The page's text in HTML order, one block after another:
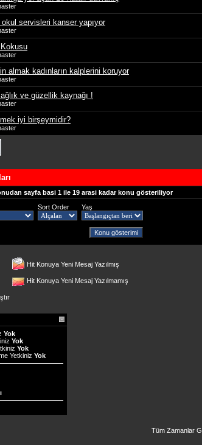
okul servisleri kanser yapıyor
almak kadınların kalplerini koruyor
ve güzellik kaynağı !
iyi birşeymidir?
sayfa basi 1 ile 19 arasi kadar konu gösteriliyor
Sort Order Yaş
Hit Konuya Yeni Mesaj Yazılmış
Hit Konuya Yeni Mesaj Yazılmamış
Yok
Yok
Yok
Yetkiniz Yok
Tüm Zamanlar